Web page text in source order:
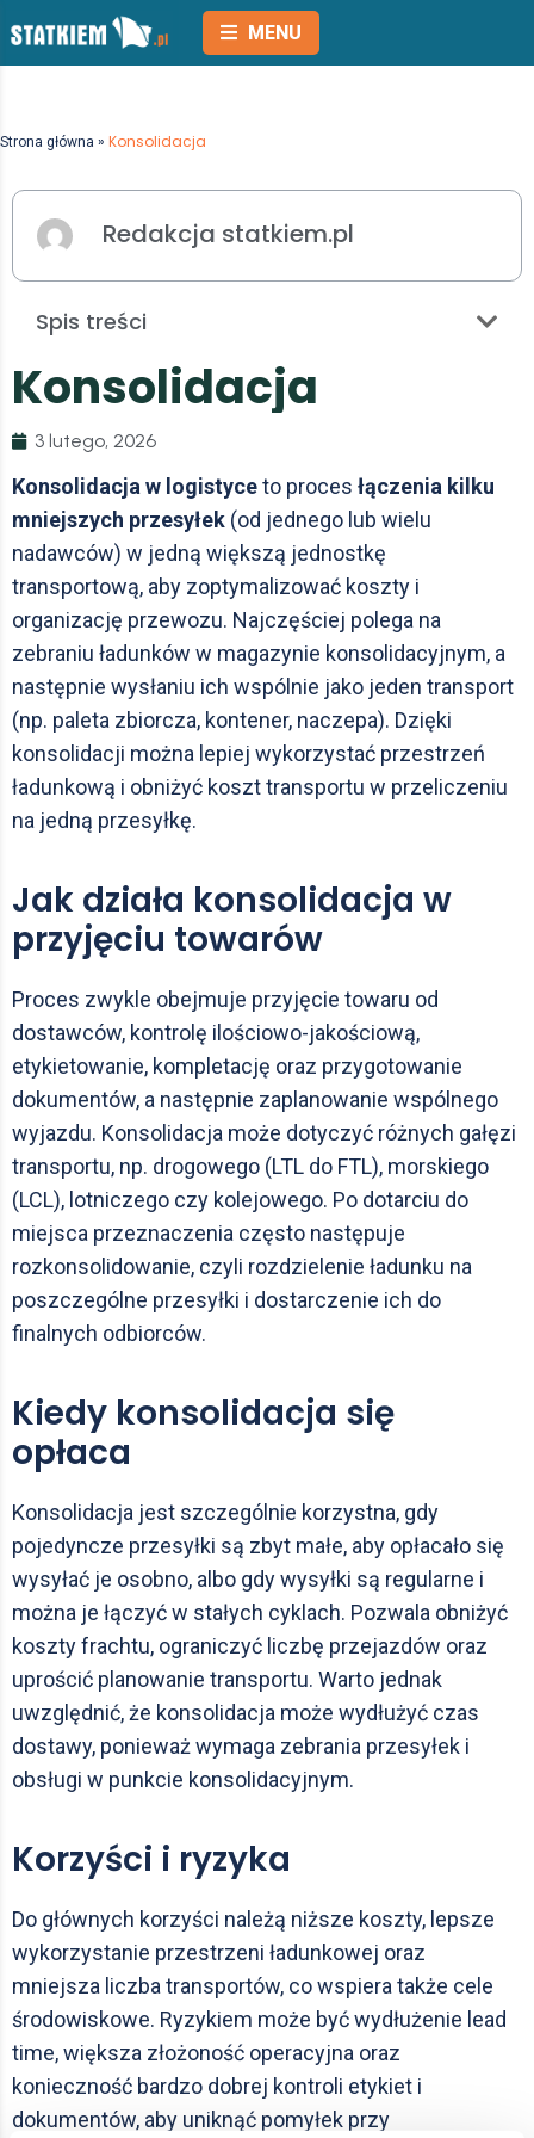
MENU
Strona główna » Konsolidacja
Redakcja statkiem.pl
Spis treści
Konsolidacja
3 lutego, 2026
Konsolidacja w logistyceto proces łączenia kilku
mniejszych przesyłek (od jednego lub wielu
nadawców) w jedną większą jednostkę
transportową, aby zoptymalizować koszty i
organizację przewozu. Najczęściej polega na
zebraniu ładunków w magazynie konsolidacyjnym, a
następnie wysłaniu ich wspólnie jako jeden transport
(np. paleta zbiorcza, kontener, naczepa). Dzięki
konsolidacji można lepiej wykorzystać przestrzeń
ładunkową i obniżyć koszt transportu w przeliczeniu
na jedną przesyłkę.
Jak działa konsolidacja w
przyjęciu towarów
Proces zwykle obejmuje przyjęcie towaru od
dostawców, kontrolę ilościowo-jakościową,
etykietowanie, kompletację oraz przygotowanie
dokumentów, a następnie zaplanowanie wspólnego
wyjazdu. Konsolidacja może dotyczyć różnych gałęzi
transportu, np. drogowego (LTL do FTL), morskiego
(LCL), lotniczego czy kolejowego. Po dotarciu do
miejsca przeznaczenia często następuje
rozkonsolidowanie, czyli rozdzielenie ładunku na
poszczególne przesyłki i dostarczenie ich do
finalnych odbiorców.
Kiedy konsolidacja się
opłaca
Konsolidacja jest szczególnie korzystna, gdy
pojedyncze przesyłki są zbyt małe, aby opłacało się
wysyłać je osobno, albo gdy wysyłki są regularne i
można je łączyć w stałych cyklach. Pozwala obniżyć
koszty frachtu, ograniczyć liczbę przejazdów oraz
uprościć planowanie transportu. Warto jednak
uwzględnić, że konsolidacja może wydłużyć czas
dostawy, ponieważ wymaga zebrania przesyłek i
obsługi w punkcie konsolidacyjnym.
Korzyści i ryzyka
Do głównych korzyści należą niższe koszty, lepsze
wykorzystanie przestrzeni ładunkowej oraz
mniejsza liczba transportów, co wspiera także cele
środowiskowe. Ryzykiem może być wydłużenie lead
time, większa złożoność operacyjna oraz
konieczność bardzo dobrej kontroli etykiet i
dokumentów, aby uniknąć pomyłek przy